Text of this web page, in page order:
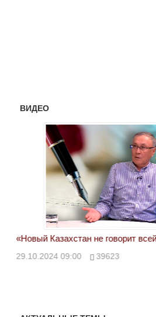
ВИДЕО
«Новый Казахстан не говорит
29.10.2024 09:00 39623